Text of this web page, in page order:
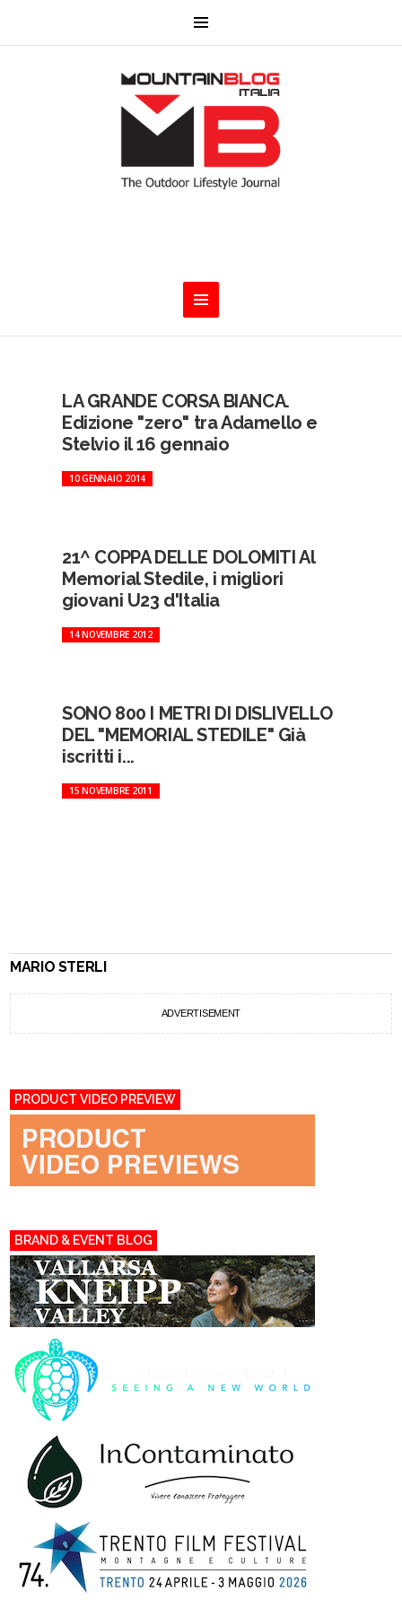
LA GRANDE CORSA BIANCA.
Edizione "zero" tra Adamello e
Stelvio il 16 gennaio
10 GENNAIO 2014
21^ COPPA DELLE DOLOMITI Al
Memorial Stedile, i migliori
giovani U23 d'Italia
14 NOVEMBRE 2012
SONO 800 I METRI DI DISLIVELLO
DEL "MEMORIAL STEDILE" Già
iscritti i...
15 NOVEMBRE 2011
MARIO STERLI
ADVERTISEMENT
PRODUCT VIDEO PREVIEW
BRAND & EVENT BLOG